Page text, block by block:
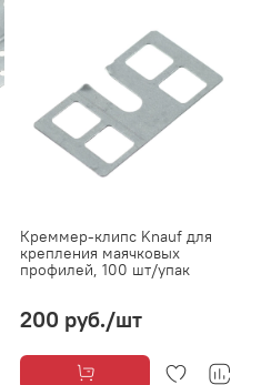
Креммер-клипс Knauf для
крепления маячковых
профилей, 100 шт/упак
200 руб./шт